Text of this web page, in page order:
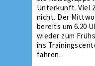
Unterkunft. Viel
nicht. Der
bereits um 6.20
wieder zum
ins
fahren.